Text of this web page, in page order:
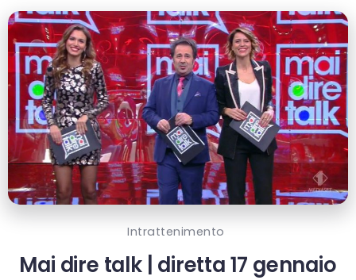
Intrattenimento
Mai dire talk | diretta 17 gennaio